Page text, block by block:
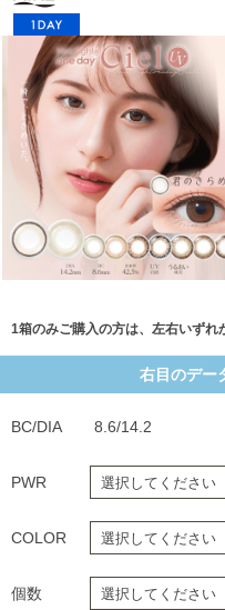
1箱のみご購入の方は、左右いずれ
右目のデー
BC/DIA 8.6/14.2
PWR
COLOR
個数